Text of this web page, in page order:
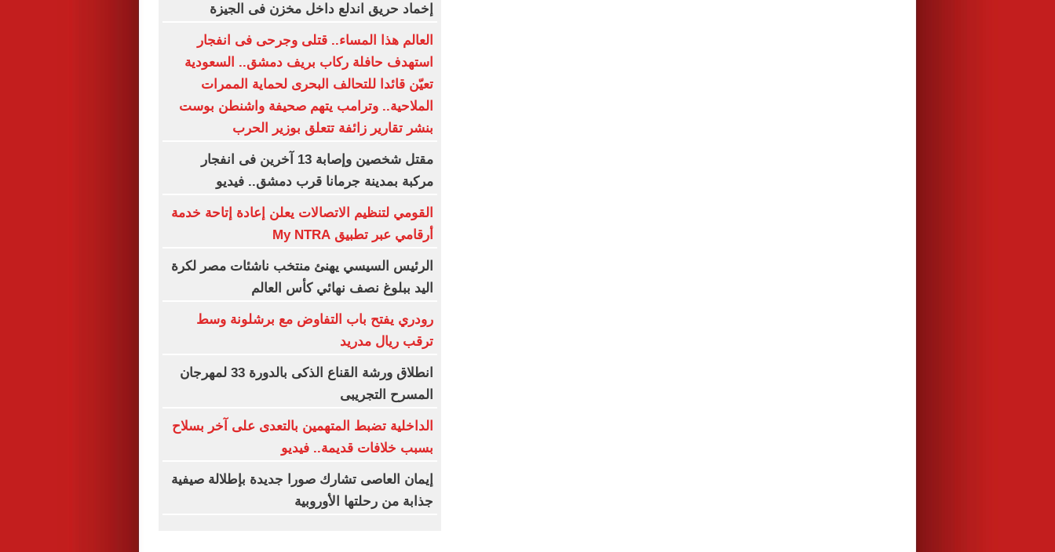
إخماد حريق اندلع داخل مخزن فى الجيزة
العالم هذا المساء.. قتلى وجرحى فى انفجار
استهدف حافلة ركاب بريف دمشق.. السعودية
تعيّن قائدا للتحالف البحرى لحماية الممرات
الملاحية.. وترامب يتهم صحيفة واشنطن بوست
بنشر تقارير زائفة تتعلق بوزير الحرب
مقتل شخصين وإصابة 13 آخرين فى انفجار
مركبة بمدينة جرمانا قرب دمشق.. فيديو
القومي لتنظيم الاتصالات يعلن إعادة إتاحة خدمة
أرقامي عبر تطبيق My NTRA
الرئيس السيسي يهنئ منتخب ناشئات مصر لكرة
اليد ببلوغ نصف نهائي كأس العالم
رودري يفتح باب التفاوض مع برشلونة وسط
ترقب ريال مدريد
انطلاق ورشة القناع الذكى بالدورة 33 لمهرجان
المسرح التجريبى
الداخلية تضبط المتهمين بالتعدى على آخر بسلاح
بسبب خلافات قديمة.. فيديو
إيمان العاصى تشارك صورا جديدة بإطلالة صيفية
جذابة من رحلتها الأوروبية